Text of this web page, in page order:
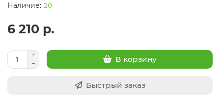
20
6 210 р.
В корзину
Быстрый заказ